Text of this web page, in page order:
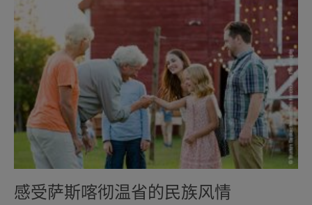
感受萨斯喀彻温省的民族风情